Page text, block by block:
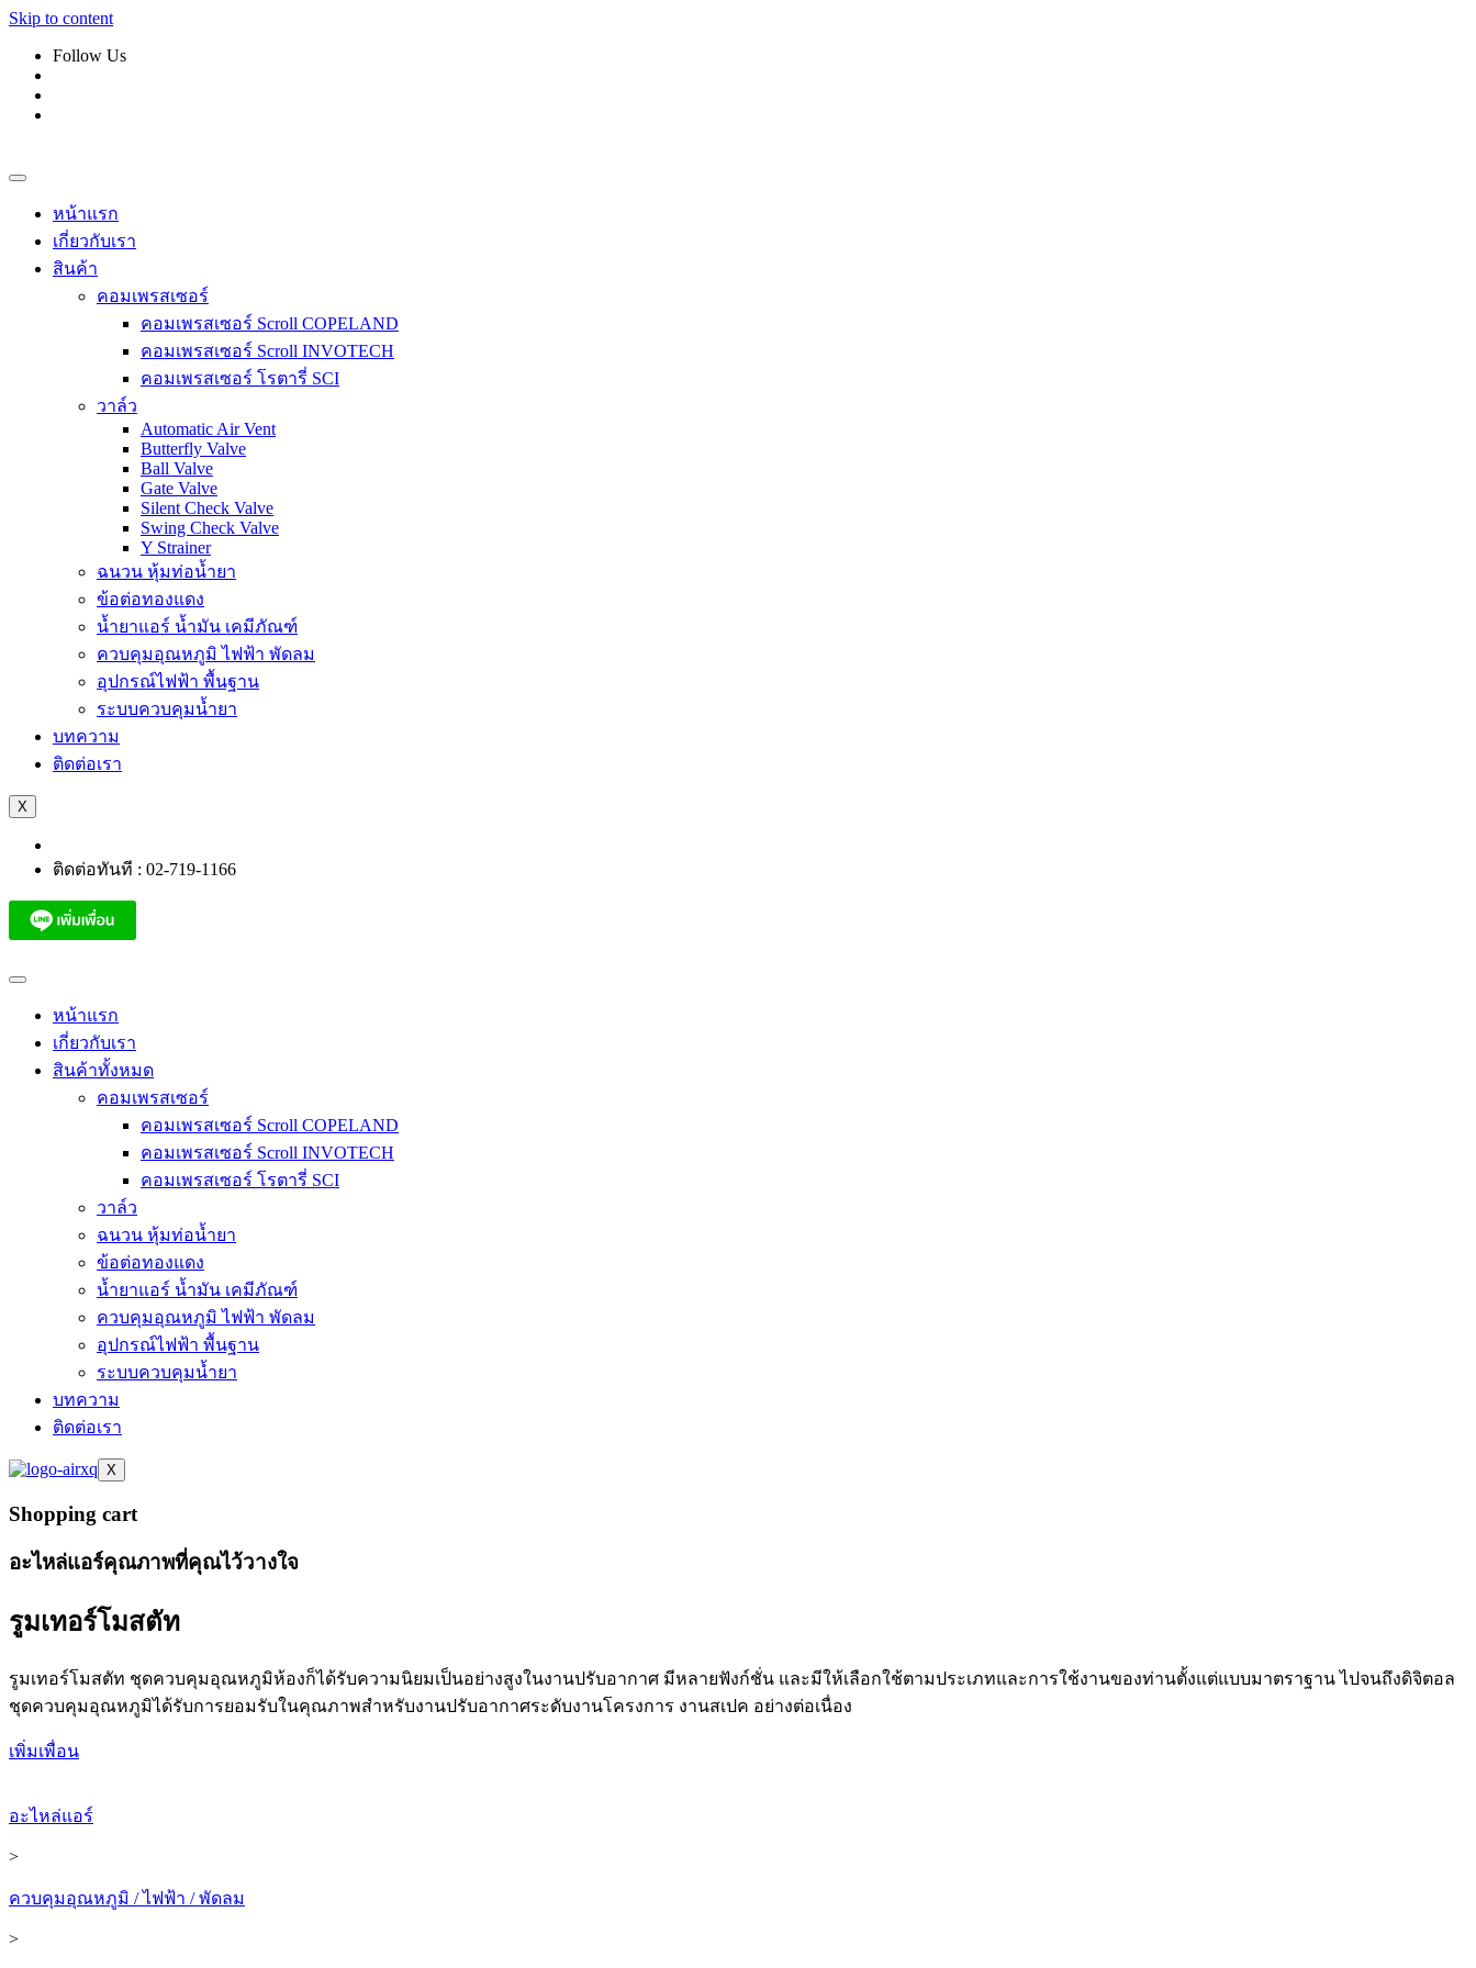
Skip to content
Follow Us
หน้าแรก
เกี่ยวกับเรา
สินค้า
คอมเพรสเซอร์
คอมเพรสเซอร์ Scroll COPELAND
คอมเพรสเซอร์ Scroll INVOTECH
คอมเพรสเซอร์ โรตารี่ SCI
วาล์ว
Automatic Air Vent
Butterfly Valve
Ball Valve
Gate Valve
Silent Check Valve
Swing Check Valve
Y Strainer
ฉนวน หุ้มท่อน้ำยา
ข้อต่อทองแดง
น้ำยาแอร์ น้ำมัน เคมีภัณฑ์
ควบคุมอุณหภูมิ ไฟฟ้า พัดลม
อุปกรณ์ไฟฟ้า พื้นฐาน
ระบบควบคุมน้ำยา
บทความ
ติดต่อเรา
X
ติดต่อทันที : 02-719-1166
หน้าแรก
เกี่ยวกับเรา
สินค้าทั้งหมด
คอมเพรสเซอร์
คอมเพรสเซอร์ Scroll COPELAND
คอมเพรสเซอร์ Scroll INVOTECH
คอมเพรสเซอร์ โรตารี่ SCI
วาล์ว
ฉนวน หุ้มท่อน้ำยา
ข้อต่อทองแดง
น้ำยาแอร์ น้ำมัน เคมีภัณฑ์
ควบคุมอุณหภูมิ ไฟฟ้า พัดลม
อุปกรณ์ไฟฟ้า พื้นฐาน
ระบบควบคุมน้ำยา
บทความ
ติดต่อเรา
X
Shopping cart
อะไหล่แอร์คุณภาพที่คุณไว้วางใจ
รูมเทอร์โมสตัท
รูมเทอร์โมสตัท ชุดควบคุมอุณหภูมิห้องก็ได้รับความนิยมเป็นอย่างสูงในงานปรับอากาศ มีหลายฟังก์ชั่น และมีให้เลือกใช้ตามประเภทและการใช้งานของท่านตั้งแต่แบบมาตราฐาน ไปจนถึงดิจิตอล
ชุดควบคุมอุณหภูมิได้รับการยอมรับในคุณภาพสำหรับงานปรับอากาศระดับงานโครงการ งานสเปค อย่างต่อเนื่อง
เพิ่มเพื่อน
อะไหล่แอร์
>
ควบคุมอุณหภูมิ / ไฟฟ้า / พัดลม
>